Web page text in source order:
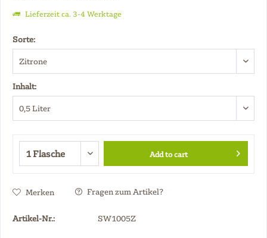
Lieferzeit ca. 3-4 Werktage
Sorte:
Inhalt:
Add to cart
Merken Fragen zum Artikel?
Artikel-Nr.: SW1005Z